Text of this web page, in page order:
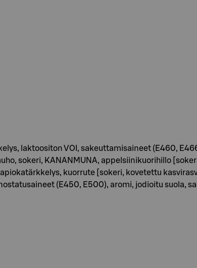
laktoositon VOI, sakeuttamisaineet (E460,
sokeri, KANANMUNA, appelsiinikuorihillo
kuorrute [sokeri, kovetettu
(E450, E500), aromi, jodioitu suola,